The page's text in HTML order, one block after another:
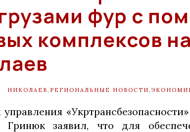
фур с
комплексов
НИКОЛАЕВ РЕГИОНАЛЬНЫЕ НОВОСТИ
Гринюк заявил, что для